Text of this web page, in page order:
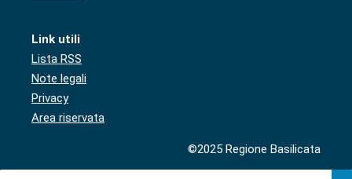
Link utili
Lista RSS
Note legali
Privacy
Area riservata
©2025 Regione Basilicata